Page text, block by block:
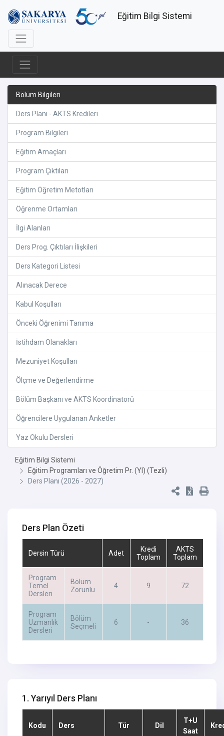
Eğitim Bilgi Sistemi
Bölüm Bilgileri
Ders Planı - AKTS Kredileri
Program Bilgileri
Eğitim Amaçları
Program Çıktıları
Eğitim Öğretim Metotları
Öğrenme Ortamları
İlgi Alanları
Ders Prog. Çıktıları İlişkileri
Ders Kategori Listesi
Alınacak Derece
Kabul Koşulları
Önceki Öğrenimi Tanıma
İstihdam Olanakları
Mezuniyet Koşulları
Ölçme ve Değerlendirme
Bölüm Başkanı ve AKTS Koordinatorü
Öğrencilere Uygulanan Anketler
Yaz Okulu Dersleri
Eğitim Bilgi Sistemi
Eğitim Programları ve Öğretim Pr. (Yl) (Tezli)
Ders Planı (2026 - 2027)
Ders Plan Özeti
Dersin Türü Adet
Kredi
Toplam
AKTS
Toplam
Program
Temel
Dersleri
Bölüm
Zorunlu
4 9 72
Program
Uzmanlık
Dersleri
Bölüm
Seçmeli
6 - 36
1. Yarıyıl Ders Planı
Kodu Ders Tür Dil
T+U
Saat